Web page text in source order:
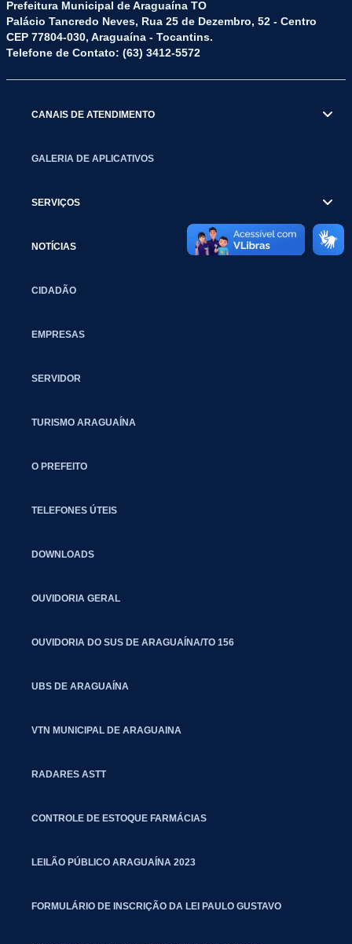
Prefeitura Municipal de Araguaína TO
Palácio Tancredo Neves, Rua 25 de Dezembro, 52 - Centro
CEP 77804-030, Araguaína - Tocantins.
Telefone de Contato: (63) 3412-5572
CANAIS DE ATENDIMENTO
GALERIA DE APLICATIVOS
SERVIÇOS
NOTÍCIAS
CIDADÃO
EMPRESAS
SERVIDOR
TURISMO ARAGUAÍNA
O PREFEITO
TELEFONES ÚTEIS
DOWNLOADS
OUVIDORIA GERAL
OUVIDORIA DO SUS DE ARAGUAÍNA/TO 156
UBS DE ARAGUAÍNA
VTN MUNICIPAL DE ARAGUAINA
RADARES ASTT
CONTROLE DE ESTOQUE FARMÁCIAS
LEILÃO PÚBLICO ARAGUAÍNA 2023
FORMULÁRIO DE INSCRIÇÃO DA LEI PAULO GUSTAVO